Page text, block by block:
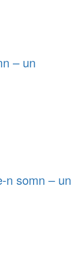
– un
n somn – un